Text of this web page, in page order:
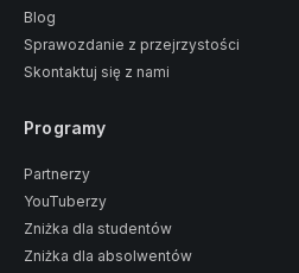
Blog
Sprawozdanie z przejrzystości
Skontaktuj się z nami
Programy
Partnerzy
YouTuberzy
Zniżka dla studentów
Zniżka dla absolwentów